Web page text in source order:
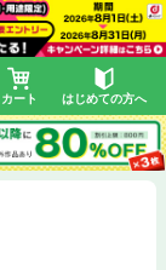
カート はじめての方へ